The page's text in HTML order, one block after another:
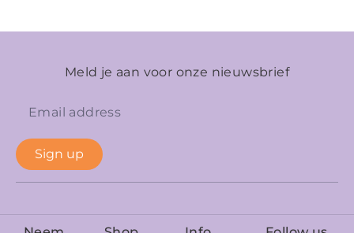
Meld je aan voor onze nieuwsbrief
Sign up